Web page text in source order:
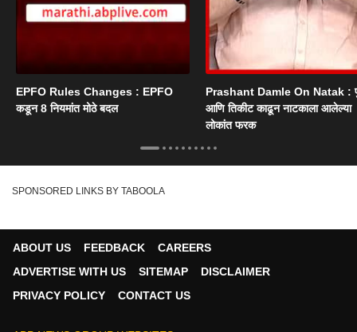
EPFO Rules Changes : EPFO
कडून 8 नियमांत मोठे बदल
Prashant Damle On Natak :
आणि तिकीट काढून नाटकाला आलेल्या
लोकांत फरक
SPONSORED LINKS BY TABOOLA
ABOUT US FEEDBACK
CAREERS
ADVERTISE WITH US
SITEMAP
DISCLAIMER
PRIVACY POLICY
CONTACT US